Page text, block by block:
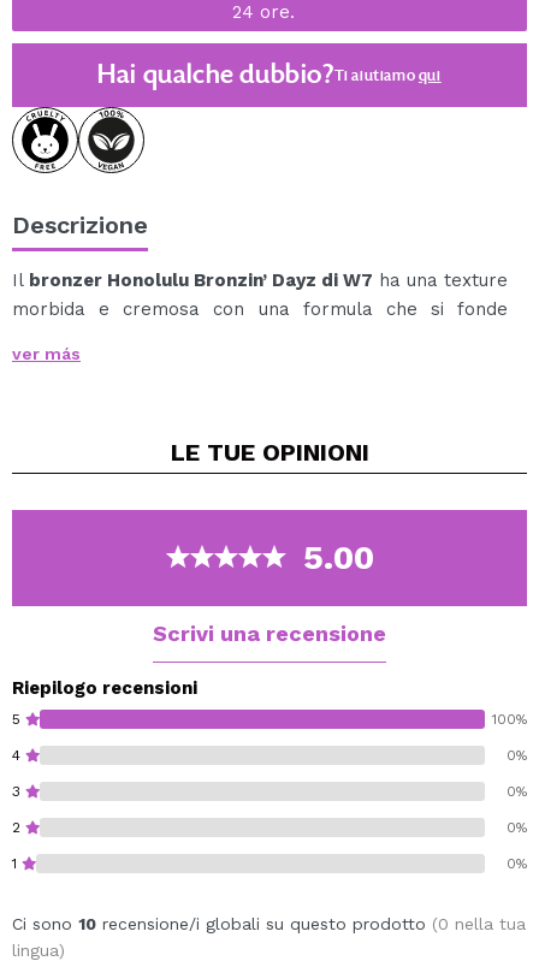
24 ore.
Hai qualche dubbio?Ti aiutiamoqui
Descrizione
Il bronzer Honolulu Bronzin’ Dayz di W7 ha una texture
morbida e cremosa con una formula che si fonde
colorito sano con un tocco caldo e abbronzato.
un finish più definito e scolpito.
alla pelle un finish leggero e naturale.
Ideale per donare calore al viso, esaltare i lineamenti e
ottenere un'abbronzatura luminosa tutto l'anno.
aspetto naturalmente abbronzato.
Cruelty free.
Vegan.
ver más
LE TUE OPINIONI
5.00
Scrivi una recensione
Riepilogo recensioni
5 100%
4 0%
3 0%
2 0%
1 0%
Ci sono 10 recensione/i globali su questo prodotto (0 nella tua
lingua)